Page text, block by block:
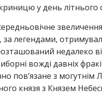
у день літнього
легендами,
недалеко
вожді давніх
пов’язане з
князя з Князем